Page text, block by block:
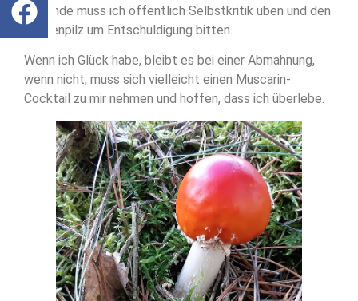
Am Ende muss ich öffentlich Selbstkritik üben und den
Fliegenpilz um Entschuldigung bitten.
Wenn ich Glück habe, bleibt es bei einer Abmahnung,
wenn nicht, muss sich vielleicht einen Muscarin-
Cocktail zu mir nehmen und hoffen, dass ich überlebe.